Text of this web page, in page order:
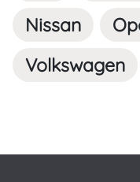
Nissan
Volkswagen